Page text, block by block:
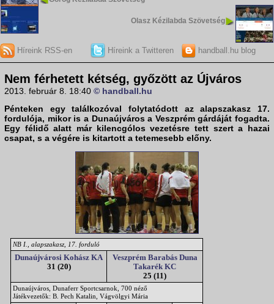
Olasz Kézilabda Szövetség
Híreink RSS-en Híreink a Twitteren handball.hu blog
Nem férhetett kétség, győzött az Újváros
2013. február 8. 18:40 © handball.hu
Pénteken egy találkozóval folytatódott az alapszakasz 17.
fordulója, mikor is a Dunaújváros a Veszprém gárdáját fogadta.
Egy félidő alatt már kilencgólos vezetésre tett szert a hazai
csapat, s a végére is kitartott a tetemesebb előny.
NB I., alapszakasz, 17. forduló
Dunaújvárosi Kohász KA
31 (20)
Veszprém Barabás Duna
Takarék KC
25 (11)
Dunaújváros, Dunaferr Sportcsarnok, 700 néző
Játékvezetők: B. Pech Katalin, Vágvölgyi Mária